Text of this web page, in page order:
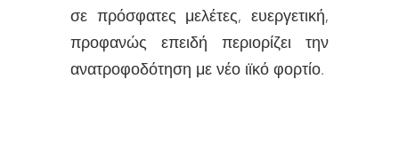
σε πρόσφατες μελέτες, ευεργετική,
προφανώς επειδή περιορίζει την
ανατροφοδότηση με νέο ιϊκό φορτίο.